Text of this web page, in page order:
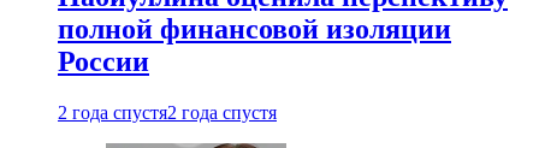
полной финансовой изоляции
России
2 года спустя2 года спустя